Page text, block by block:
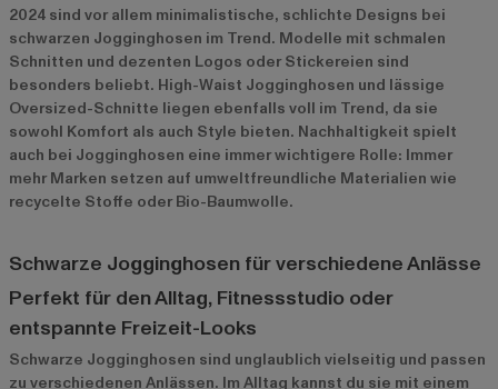
2024 sind vor allem minimalistische, schlichte Designs bei
schwarzen Jogginghosen im Trend. Modelle mit schmalen
Schnitten und dezenten Logos oder Stickereien sind
besonders beliebt. High-Waist Jogginghosen und lässige
Oversized-Schnitte liegen ebenfalls voll im Trend, da sie
sowohl Komfort als auch Style bieten. Nachhaltigkeit spielt
auch bei Jogginghosen eine immer wichtigere Rolle: Immer
mehr Marken setzen auf umweltfreundliche Materialien wie
recycelte Stoffe oder Bio-Baumwolle.
Schwarze Jogginghosen für verschiedene Anlässe
Perfekt für den Alltag, Fitnessstudio oder
entspannte Freizeit-Looks
Schwarze Jogginghosen sind unglaublich vielseitig und passen
zu verschiedenen Anlässen. Im Alltag kannst du sie mit einem